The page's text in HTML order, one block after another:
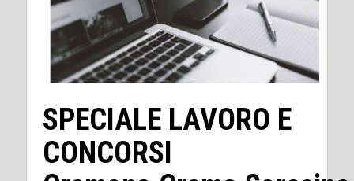
SPECIALE LAVORO E
CONCORSI